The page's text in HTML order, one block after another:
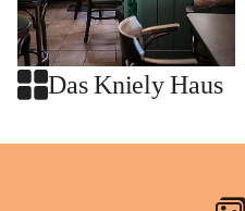
Das Kniely Haus